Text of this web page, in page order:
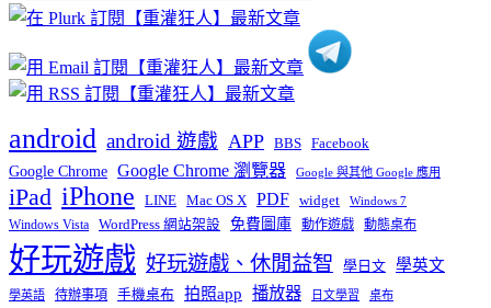
類
android android 遊戲 APP BBS Facebook
Google Chrome Google Chrome 瀏覽器 Google 與其他 Google 應用
iPad iPhone LINE Mac OS X PDF widget Windows 7
Windows Vista WordPress 網站架設 免費圖庫 動作遊戲 動態桌布
好玩遊戲 好玩遊戲、休閒益智 學日文 學英文
學英語 待辦事項 手機桌布 拍照app 播放器 日文學習 桌布